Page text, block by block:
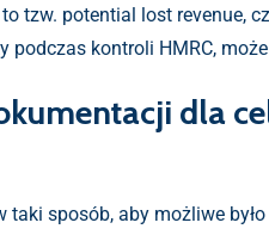
potential lost revenue,
podczas kontroli HMRC,
dla
sposób, aby możliwe było